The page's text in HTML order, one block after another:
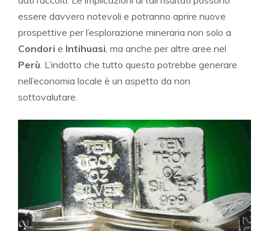
essere davvero notevoli e potranno aprire nuove
prospettive per l’esplorazione mineraria non solo a
Condori e Intihuasi , ma anche per altre aree nel
Perù . L’indotto che tutto questo potrebbe generare
nell’economia locale è un aspetto da non
sottovalutare.